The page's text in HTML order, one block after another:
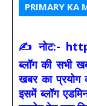
PRIMARY KA
✍ नोट:-
ब्लॉग की सभी
खबर का
इसमें ब्लॉग